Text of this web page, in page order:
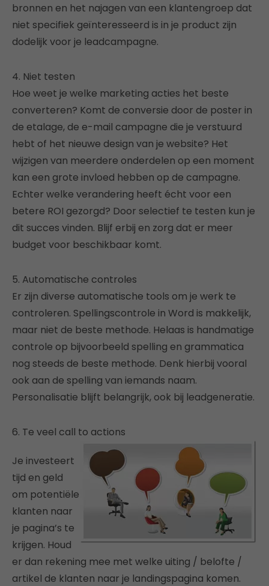
bronnen en het najagen van een klantengroep dat
niet specifiek geïnteresseerd is in je product zijn
dodelijk voor je leadcampagne.
4. Niet testen
Hoe weet je welke marketing acties het beste
converteren? Komt de conversie door de poster in
de etalage, de e-mail campagne die je verstuurd
hebt of het nieuwe design van je website? Het
wijzigen van meerdere onderdelen op een moment
kan een grote invloed hebben op de campagne.
Echter welke verandering heeft écht voor een
betere ROI gezorgd? Door selectief te testen kun je
dit succes vinden. Blijf erbij en zorg dat er meer
budget voor beschikbaar komt.
5. Automatische controles
Er zijn diverse automatische tools om je werk te
controleren. Spellingscontrole in Word is makkelijk,
maar niet de beste methode. Helaas is handmatige
controle op bijvoorbeeld spelling en grammatica
nog steeds de beste methode. Denk hierbij vooral
ook aan de spelling van iemands naam.
Personalisatie blijft belangrijk, ook bij leadgeneratie.
6. Te veel call to actions
Je investeert
tijd en geld
om potentiële
klanten naar
je pagina’s te
krijgen. Houd
er dan rekening mee met welke uiting / belofte /
artikel de klanten naar je landingspagina komen.